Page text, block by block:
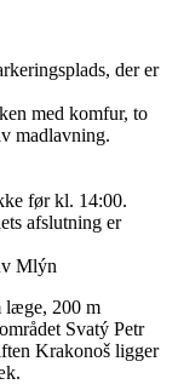
der er
med komfur, to
madlavning.
før kl. 14:00.
afslutning er
Mlýn
læge, 200 m
Svatý Petr
Krakonoš ligger